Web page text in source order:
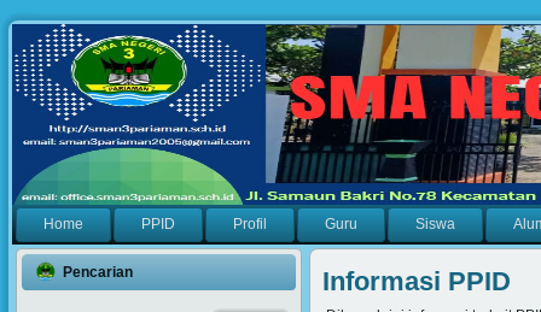
Home PPID Profil Guru Siswa
Pencarian Informasi PPID